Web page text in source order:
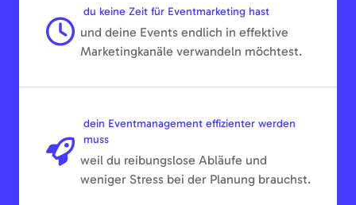
du keine Zeit für Eventmarketing hast
und deine Events endlich in effektive
Marketingkanäle verwandeln möchtest.
dein Eventmanagement effizienter werden
muss
weil du reibungslose Abläufe und
weniger Stress bei der Planung brauchst.